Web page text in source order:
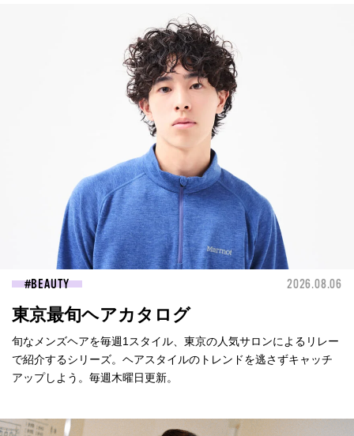
BEAUTY 2026.08.06
東京最旬ヘアカタログ
旬なメンズヘアを毎週1スタイル、東京の人気サロンによるリレー
で紹介するシリーズ。ヘアスタイルのトレンドを逃さずキャッチ
アップしよう。毎週木曜日更新。